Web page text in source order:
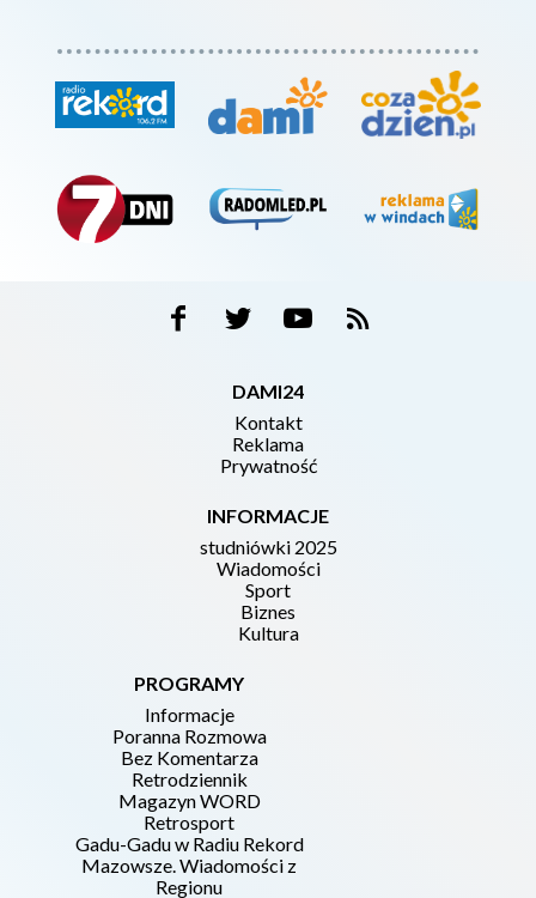
DAMI24
Kontakt
Reklama
Prywatność
INFORMACJE
studniówki 2025
Wiadomości
Sport
Biznes
Kultura
PROGRAMY
Informacje
Poranna Rozmowa
Bez Komentarza
Retrodziennik
Magazyn WORD
Retrosport
Gadu-Gadu w Radiu Rekord
Mazowsze. Wiadomości z
Regionu